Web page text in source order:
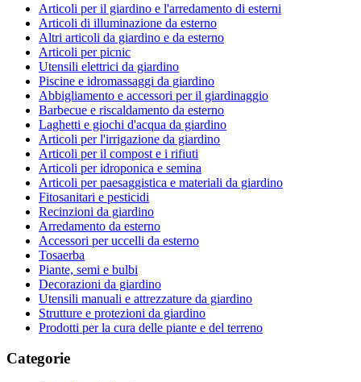
Articoli per il giardino e l'arredamento di esterni
Articoli di illuminazione da esterno
Altri articoli da giardino e da esterno
Articoli per picnic
Utensili elettrici da giardino
Piscine e idromassaggi da giardino
Abbigliamento e accessori per il giardinaggio
Barbecue e riscaldamento da esterno
Laghetti e giochi d'acqua da giardino
Articoli per l'irrigazione da giardino
Articoli per il compost e i rifiuti
Articoli per idroponica e semina
Articoli per paesaggistica e materiali da giardino
Fitosanitari e pesticidi
Recinzioni da giardino
Arredamento da esterno
Accessori per uccelli da esterno
Tosaerba
Piante, semi e bulbi
Decorazioni da giardino
Utensili manuali e attrezzature da giardino
Strutture e protezioni da giardino
Prodotti per la cura delle piante e del terreno
Categorie